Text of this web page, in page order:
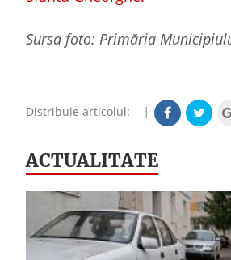
Sursa foto: Primăria
Distribuie articolul: |
ACTUALITATE